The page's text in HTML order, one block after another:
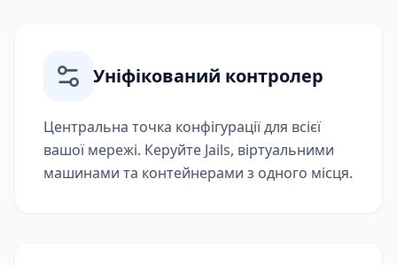
Уніфікований контролер
Центральна точка конфігурації для всієї
вашої мережі. Керуйте Jails, віртуальними
машинами та контейнерами з одного місця.